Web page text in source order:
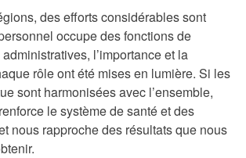
des efforts considérables sont
occupe des fonctions de
l’importance et la
rôle ont été mises en lumière. Si les
sont harmonisées avec l’ensemble,
le système de santé et des
nous rapproche des résultats que nous